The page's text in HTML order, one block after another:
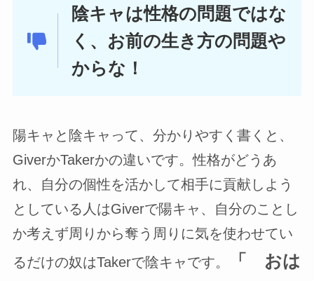
陰キャは性格の問題ではな
く、お前の生き方の問題や
からな！
陽キャと陰キャって、分かりやすく書くと、
GiverかTakerかの違いです。性格がどうあ
れ、自分の個性を活かして相手に貢献しよう
としている人はGiverで陽キャ、自分のことし
か考えず周りから奪う周りに気を使わせてい
るだけの奴はTakerで陰キャです。
「 おは